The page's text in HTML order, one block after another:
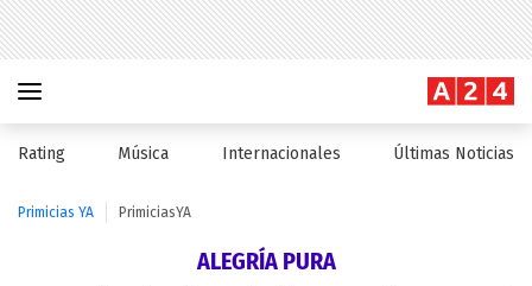
Rating Música Internacionales Últimas Noticias
Primicias YA PrimiciasYA
ALEGRÍA PURA